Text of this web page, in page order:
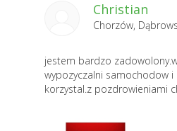
Christian
Chorzów,
jestem bardzo
wypozyczalni samochodow
korzystal.z pozdrowieniami